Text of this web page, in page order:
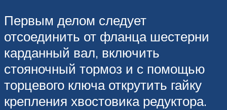
Первым делом следует
отсоединить от фланца шестерни
карданный вал, включить
стояночный тормоз и с помощью
торцевого ключа открутить гайку
крепления хвостовика редуктора.